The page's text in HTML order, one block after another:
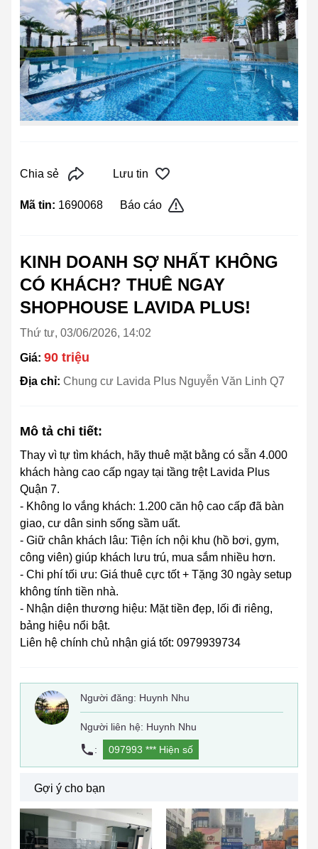
Chia sẻ Lưu tin
Mã tin: 1690068 Báo cáo
KINH DOANH SỢ NHẤT KHÔNG
CÓ KHÁCH? THUÊ NGAY
SHOPHOUSE LAVIDA PLUS!
Thứ tư, 03/06/2026, 14:02
Giá: 90 triệu
Địa chỉ: Chung cư Lavida Plus Nguyễn Văn Linh Q7
Mô tả chi tiết:
Thay vì tự tìm khách, hãy thuê mặt bằng có sẵn 4.000
khách hàng cao cấp ngay tại tầng trệt Lavida Plus
Quận 7.
- Không lo vắng khách: 1.200 căn hộ cao cấp đã bàn
giao, cư dân sinh sống sầm uất.
- Giữ chân khách lâu: Tiện ích nội khu (hồ bơi, gym,
công viên) giúp khách lưu trú, mua sắm nhiều hơn.
- Chi phí tối ưu: Giá thuê cực tốt + Tặng 30 ngày setup
không tính tiền nhà.
- Nhận diện thương hiệu: Mặt tiền đẹp, lối đi riêng,
bảng hiệu nổi bật.
Liên hệ chính chủ nhận giá tốt: 0979939734
Người đăng: Huynh Nhu
Người liên hệ: Huynh Nhu
:
097993 *** Hiện số
Gợi ý cho bạn